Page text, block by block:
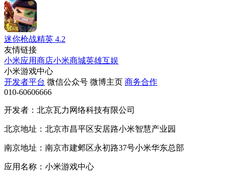
迷你枪战精英 4.2
友情链接
小米应用商店小米商城英雄互娱
小米游戏中心
开发者平台 微信公众号 微博主页 商务合作
010-60606666
开发者：北京瓦力网络科技有限公司
北京地址：北京市昌平区安居路小米智慧产业园
南京地址：南京市建邺区永初路37号小米华东总部
应用名称：小米游戏中心